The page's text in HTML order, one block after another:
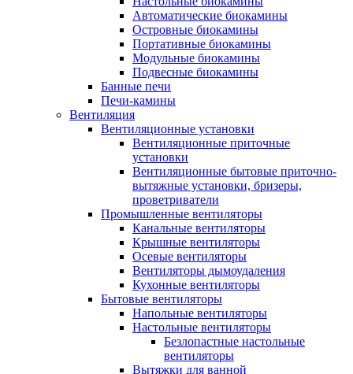
Автоматические биокамины
Островные биокамины
Портативные биокамины
Модульные биокамины
Подвесные биокамины
Банные печи
Печи-камины
Вентиляция
Вентиляционные установки
Вентиляционные приточные
установки
Вентиляционные бытовые приточно-
вытяжные установки, бризеры,
проветриватели
Промышленные вентиляторы
Канальные вентиляторы
Крышные вентиляторы
Осевые вентиляторы
Вентиляторы дымоудаления
Кухонные вентиляторы
Бытовые вентиляторы
Напольные вентиляторы
Настольные вентиляторы
Безлопастные настольные
вентиляторы
Вытяжки для ванной